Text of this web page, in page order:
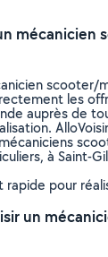
mécanicien
scooter/
les
auprès de
à Saint-
rapide pour
un